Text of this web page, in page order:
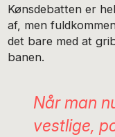
Kønsdebatten er
af, men
det bare med at
banen.
Når man
vestlige,